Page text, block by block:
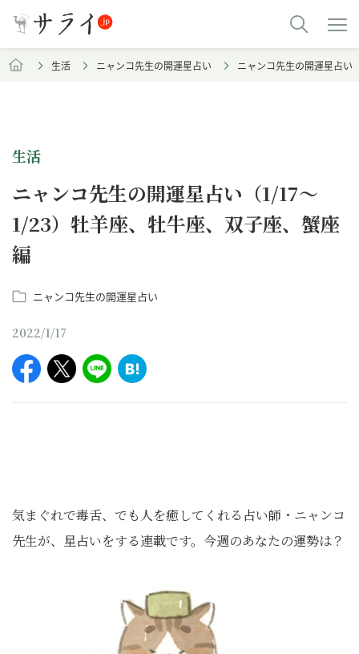
生活 ニャンコ先生の開運星占い ニャンコ先生の開運星占
生活
ニャンコ先生の開運星占い（1/17～
1/23）牡羊座、牡牛座、双子座、蟹座
編
ニャンコ先生の開運星占い
2022/1/17
気まぐれで毒舌、でも人を癒してくれる占い師・ニャンコ
先生が、星占いをする連載です。今週のあなたの運勢は？